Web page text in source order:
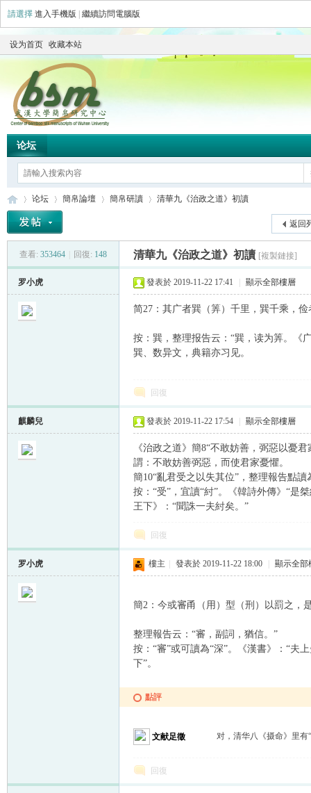
請選擇 進入手機版 繼續訪問電腦版
设为首页 收藏本站
论坛
»
论坛
›
簡帛論壇
›
簡帛研讀
›
清華九《治政之道》初讀
返回
查看: 353464 回復: 148 清華九《治政之道》初讀 [複製鏈接]
罗小虎 發表於 2019-11-22 17:41 顯示全部樓層
简27：其广者巽（筭）千里，巽千乘，
按：巽，整理报告云：“巽，读为筭。《
巽、数异文，典籍亦习见。
回復
麒麟兒 發表於 2019-11-22 17:54 顯示全部樓層
《治政之道》簡8“不敢妨善，弼惡以憂
謂：不敢妨善弼惡，而使君家憂懼。
簡10“亂君受之以失其位”，整理報告點
按：“受”，宜讀“紂”。《韓詩外傳》“是
王下》：“聞誅一夫紂矣。”
回復
罗小虎 樓主 發表於 2019-11-22 18:00 顯示全部
簡2：今或審甬（用）型（刑）以罰之，
整理報告云：“審，副詞，猶信。”
按：“審”或可讀為“深”。《漢書》：“夫
下”。
點評
文献足徵 对，清华八《摄命》里
回復